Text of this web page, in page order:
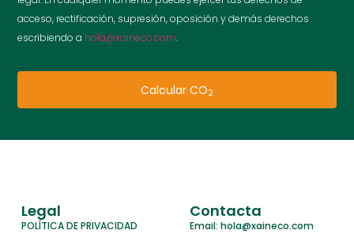
acceso, rectificación, supresión, oposición y demás derechos
escribiendo a hola@xaineco.com.
Calcular CO2
Legal
POLÍTICA DE PRIVACIDAD
Contacta
Email: hola@xaineco.com